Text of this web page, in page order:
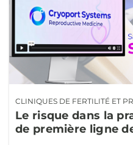
CLINIQUES DE FERTILITÉ ET
Le risque dans la
de première ligne